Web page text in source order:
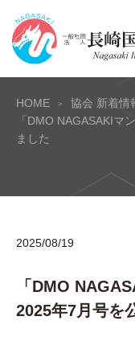
HOME
協会 新着情
「DMO NAGASAKIマ
ました
2025/08/19
「DMO
2025年7月号を